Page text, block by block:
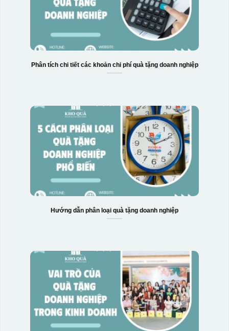
Phân tích chi tiết các khoản chi phí quà tặng doanh nghiệp
Hướng dẫn phân loại quà tặng doanh nghiệp